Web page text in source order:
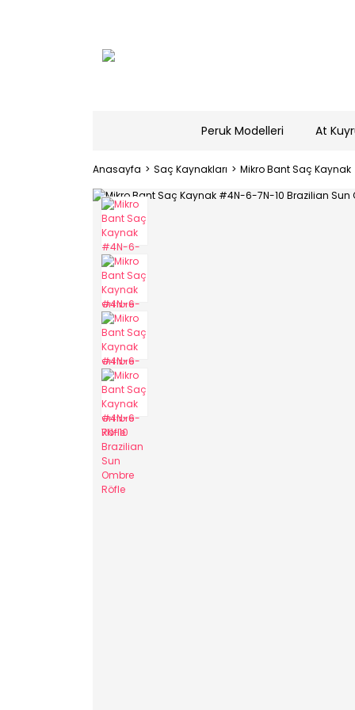
Peruk Modelleri At
Anasayfa Saç Kaynakları Mikro Bant Saç Kaynak